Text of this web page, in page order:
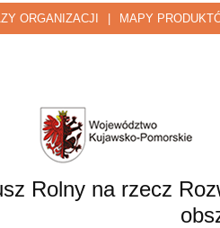
ORGANIZACJI MAPY
Rolny na rzecz